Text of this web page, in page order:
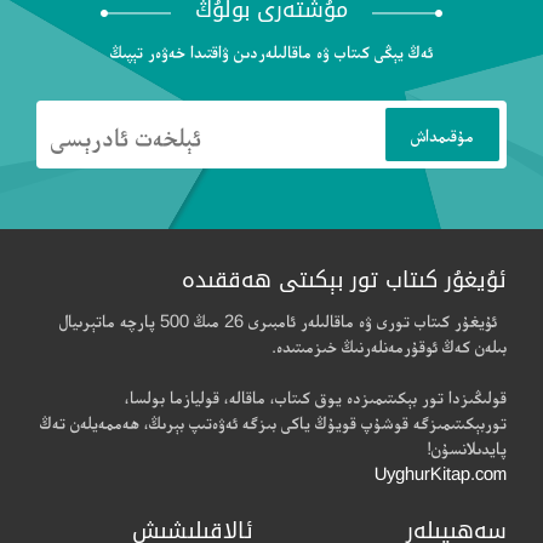
مۇشتەرى بولۇڭ
ئەڭ يېڭى كىتاب ۋە ماقالىلەردىن ۋاقتىدا خەۋەر تېپىڭ
ئۇيغۇر كىتاب تور بېكىتى ھەققىدە
ئۇيغۇر كىتاب تورى ۋە ماقالىلەر ئامبىرى 26 مىڭ 500 پارچە ماتېرىيال
بىلەن كەڭ ئوقۇرمەنلەرنىڭ خىزمىتىدە.
قولىڭىزدا تور بېكىتىمىزدە يوق كىتاب، ماقالە، قوليازما بولسا،
توربېكىتىمىزگە قوشۇپ قويۇڭ ياكى بىزگە ئەۋەتىپ بېرىڭ، ھەممەيلەن تەڭ
پايدىلانسۇن!
UyghurKitap.com
سەھىپىلەر ئالاقىلىشىش